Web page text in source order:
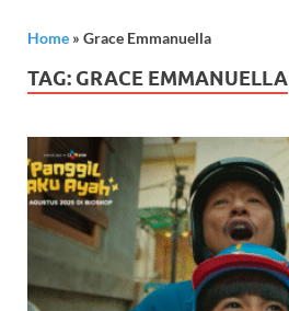
Home » Grace Emmanuella
TAG: GRACE EMMANUELLA